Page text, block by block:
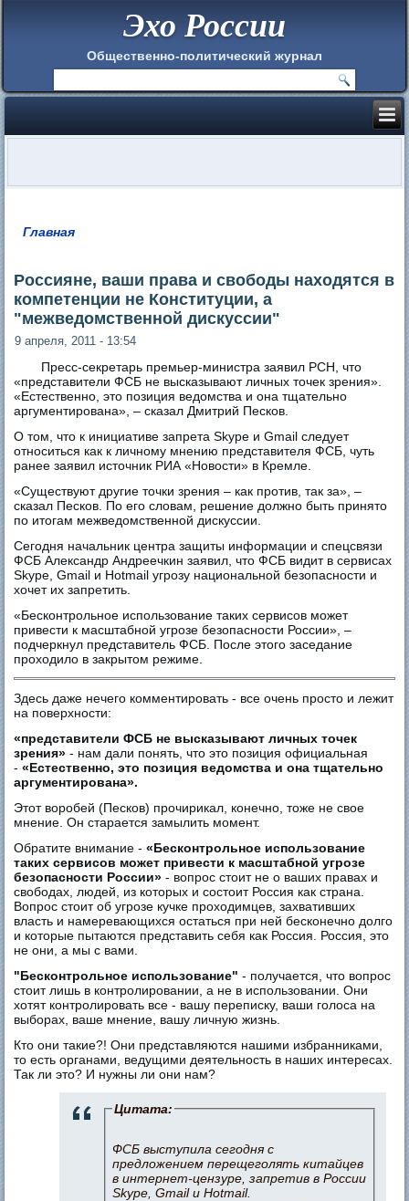
Эхо России
Общественно-политический журнал
Главная
Россияне, ваши права и свободы находятся в
компетенции не Конституции, а
"межведомственной дискуссии"
9 апреля, 2011 - 13:54
Пресс-секретарь премьер-министра заявил РСН, что
«представители ФСБ не высказывают личных точек зрения».
«Естественно, это позиция ведомства и она тщательно
аргументирована», – сказал Дмитрий Песков.
О том, что к инициативе запрета Skype и Gmail следует
относиться как к личному мнению представителя ФСБ, чуть
ранее заявил источник РИА «Новости» в Кремле.
«Существуют другие точки зрения – как против, так за», –
сказал Песков. По его словам, решение должно быть принято
по итогам межведомственной дискуссии.
Сегодня начальник центра защиты информации и спецсвязи
ФСБ Александр Андреечкин заявил, что ФСБ видит в сервисах
Skype, Gmail и Hotmail угрозу национальной безопасности и
хочет их запретить.
«Бесконтрольное использование таких сервисов может
привести к масштабной угрозе безопасности России», –
подчеркнул представитель ФСБ. После этого заседание
проходило в закрытом режиме.
Здесь даже нечего комментировать - все очень просто и лежит
на поверхности:
«представители ФСБ не высказывают личных точек
зрения» - нам дали понять, что это позиция официальная
-«Естественно, это позиция ведомства и она тщательно
аргументирована».
Этот воробей (Песков) прочирикал, конечно, тоже не свое
мнение. Он старается замылить момент.
Обратите внимание -«Бесконтрольное использование
таких сервисов может привести к масштабной угрозе
безопасности России»- вопрос стоит не о ваших правах и
свободах, людей, из которых и состоит Россия как страна.
Вопрос стоит об угрозе кучке проходимцев, захвативших
власть и намеревающихся остаться при ней бесконечно долго
и которые пытаются представить себя как Россия. Россия, это
не они, а мы с вами.
"Бесконтрольное использование"- получается, что вопрос
стоит лишь в контролировании, а не в использовании. Они
хотят контролировать все - вашу переписку, ваши голоса на
выборах, ваше мнение, вашу личную жизнь.
Кто они такие?! Они представляются нашими избранниками,
то есть органами, ведущими деятельность в наших интересах.
Так ли это? И нужны ли они нам?
Цитата:
ФСБ выступила сегодня с
предложением перещеголять китайцев
в интернет-цензуре, запретив в России
Skype, Gmail и Hotmail.